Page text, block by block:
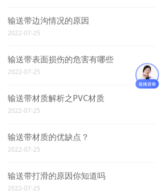
输送带边沟情况的原因
2022-07-25
输送带表面损伤的危害有哪些
2022-07-25
输送带材质解析之PVC材质
2022-07-25
输送带材质的优缺点？
2022-07-25
输送带打滑的原因你知道吗
2022-07-25